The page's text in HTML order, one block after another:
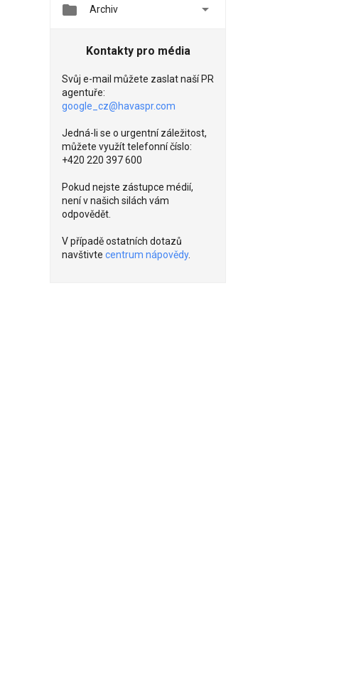
 Archiv 
Kontakty pro média
Svůj e-mail můžete zaslat naší PR
agentuře:
google_cz@havaspr.com
Jedná-li se o urgentní záležitost,
můžete využít telefonní číslo:
+420 220 397 600
Pokud nejste zástupce médií,
není v našich silách vám
odpovědět.
V případě ostatních dotazů
navštivte centrum nápovědy.